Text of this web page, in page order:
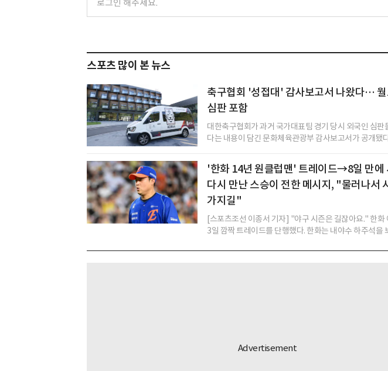
스포츠 많이 본 뉴스
축구협회 '성접대' 감사보고서 나왔다…
심판 포함
대한축구협회가 과거 국가대표팀 경기 당시 외국인 심판
다는 내용이 담긴 문화체육관광부 감사보고서가 공개됐
'한화 14년 원클럽맨' 트레이드→8일 만
다시 만난 스승이 전한 메시지, "물러나서
가지길"
[스포츠조선 이종서 기자] "야구 시즌은 길잖아요." 한화
3일 깜짝 트레이드를 단행했다. 한화는 내야수 하주석을